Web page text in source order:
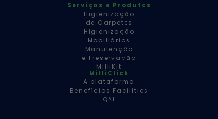
Serviços e Produtos
Higienização
de Carpetes
Higienização
Mobiliários
Manutenção
e Preservação
MilliKit
MilliClick
A plataforma
Benefícios Facilities
QAI